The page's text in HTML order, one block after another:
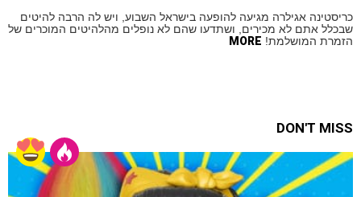
כריסטינה אגילרה מגיעה להופעה בישראל השבוע, ויש לה הרבה להיטים
שבכלל אתם לא מכירים, ושתדעו שהם לא נופלים מהלהיטים המוכרים של
הזמרת המושלמת! MORE
DON'T MISS